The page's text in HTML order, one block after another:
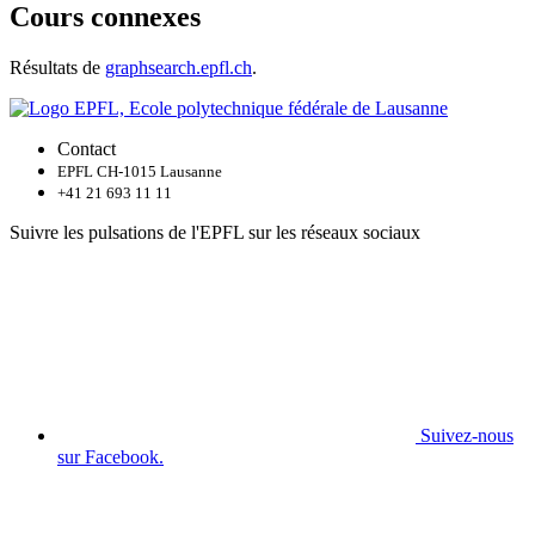
Cours connexes
Résultats de graphsearch.epfl.ch.
Contact
EPFL CH-1015 Lausanne
+41 21 693 11 11
Suivre les pulsations de l'EPFL sur les réseaux sociaux
Suivez-nous
sur Facebook.